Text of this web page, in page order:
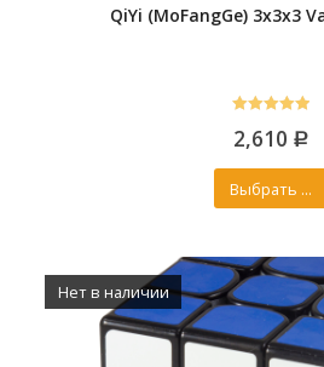
QiYi (MoFangGe) 3x3x3
out of 5
2,610 Р
Выбрать ...
Нет в наличии